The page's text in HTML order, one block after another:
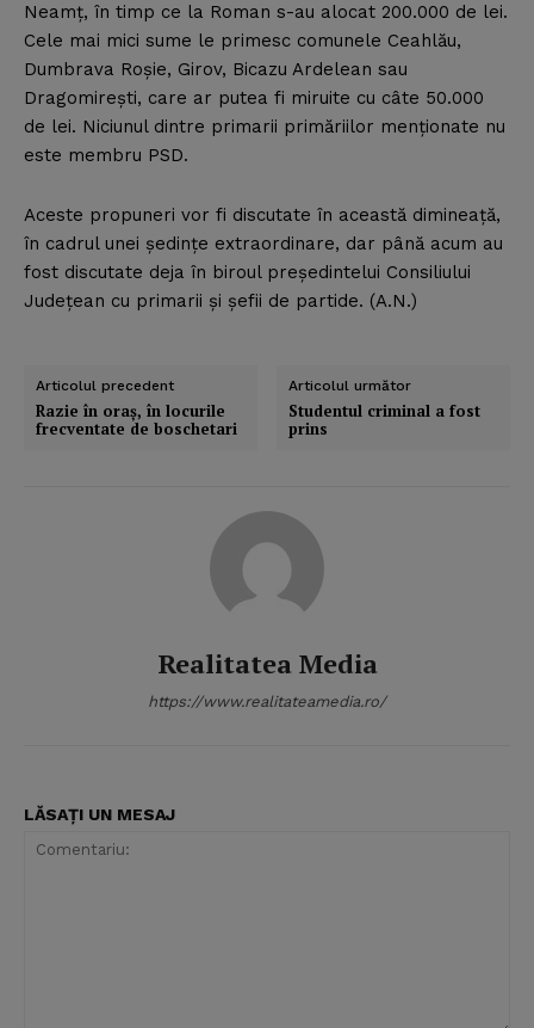
Neamţ, în timp ce la Roman s-au alocat 200.000 de lei.
Cele mai mici sume le primesc comunele Ceahlău,
Dumbrava Roşie, Girov, Bicazu Ardelean sau
Dragomireşti, care ar putea fi miruite cu câte 50.000
de lei. Niciunul dintre primarii primăriilor menţionate nu
este membru PSD.
Aceste propuneri vor fi discutate în această dimineaţă,
în cadrul unei şedinţe extraordinare, dar până acum au
fost discutate deja în biroul preşedintelui Consiliului
Judeţean cu primarii şi şefii de partide. (A.N.)
Articolul precedent
Razie în oraş, în locurile
frecventate de boschetari
Articolul următor
Studentul criminal a fost
prins
Realitatea Media
https://www.realitateamedia.ro/
LĂSAȚI UN MESAJ